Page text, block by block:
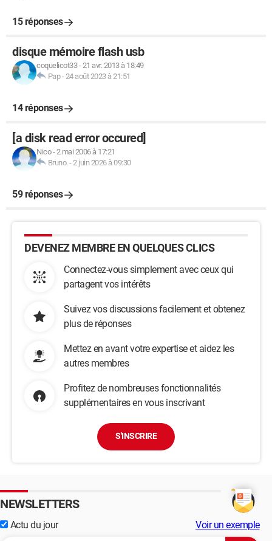
15 réponses
disque mémoire flash usb
coquelicot33-21 avr. 2013 à 18:49
Pap-24 août 2023 à 21:51
14 réponses
[a disk read error occured]
Nico-2 mai 2006 à 17:21
Bruno. -2 juin 2026 à 09:30
59 réponses
DEVENEZ MEMBRE EN QUELQUES CLICS
Connectez-vous simplement avec ceux qui
partagent vos intérêts
Suivez vos discussions facilement et obtenez
plus de réponses
Mettez en avant votre expertise et aidez les
autres membres
Profitez de nombreuses fonctionnalités
supplémentaires en vous inscrivant
S'INSCRIRE
NEWSLETTERS
Actu du jour Voir un exemple